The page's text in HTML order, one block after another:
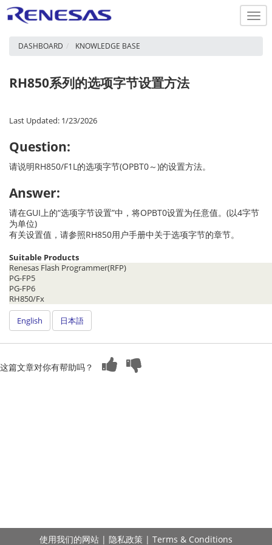
DASHBOARD KNOWLEDGE BASE
RH850系列的选项字节设置方法
Last Updated: 1/23/2026
Question:
请说明RH850/F1L的选项字节(OPBT0～)的设置方法。
Answer:
请在GUI上的“选项字节设置”中，将OPBT0设置为任意值。(以4字节
为单位)
有关设置值，请参照RH850用户手册中关于选项字节的章节。
Suitable Products
Renesas Flash Programmer(RFP)
PG-FP5
PG-FP6
RH850/Fx
English
日本語
这篇文章对你有帮助吗？
使用我们的网站 | 隐私政策 | Terms & Conditions